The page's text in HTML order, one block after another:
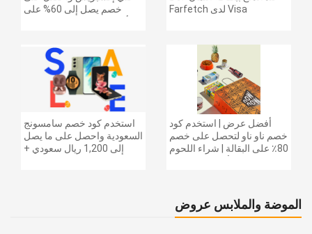
خصم يصل إلى 60% على
بقيمة 155 دولارًا أمريكيًا على
الطلبات التي تزيد قيمتها عن
1425 ريالًا سعوديًا | شحن مج
Visa لدى Farfetch
استخدم كود خصم سامسونج
السعودية واحصل على ما يصل
إلى 1,200 ريال سعودي +
أفضل عرض | استخدم كود
خصم ناو ناو لتحصل على خصم
80٪ على البقالة | شراء اللحوم
الموضة والملابس عروض